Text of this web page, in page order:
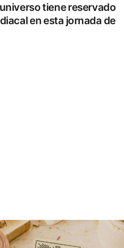
tiene reservado
en esta jornada de